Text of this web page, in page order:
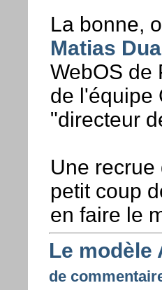
La bonne,
Matias
WebOS de
de l'équipe
"directeur
Une
petit coup
en faire le
Le modèle
de